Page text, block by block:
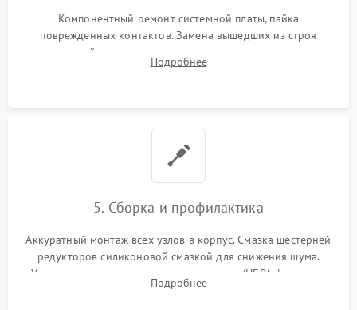
Компонентный ремонт системной платы, пайка
поврежденных контактов. Замена вышедших из строя
двигателей, изношенного аккумулятора, неисправного
лидара или помпы подачи воды. Восстановление шлейфов и
Подробнее
5. Сборка и профилактика
Аккуратный монтаж всех узлов в корпус. Смазка шестерней
редукторов силиконовой смазкой для снижения шума.
Установка новых расходных материалов (HEPA-фильтров,
микрофибры, щеток). Надежная фиксация разъемов и
Подробнее